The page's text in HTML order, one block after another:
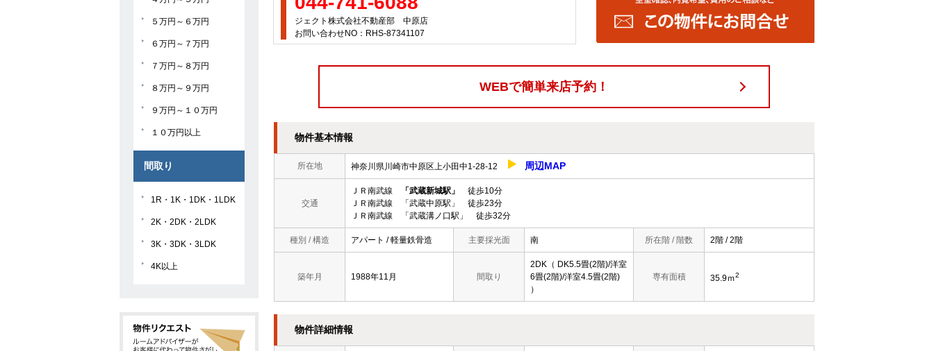
ジェクト株式会社不動産部 中原店
お問い合わせNO：RHS-87341107
WEBで簡単来店予約！
物件基本情報
所在地 神奈川県川崎市中原区上小田中1-28-12 周辺MAP
交通
ＪＲ南武線 「武蔵新城駅」
徒歩10分
ＪＲ南武線 「武蔵中原駅」 徒歩23分
ＪＲ南武線 「武蔵溝ノ口駅」 徒歩32分
種別 / 構造 アパート / 軽量鉄骨造 主要採光面 南 所在階 / 階数 2階 / 2階
築年月 1988年11月 間取り
2DK（ DK5.5畳(2階)/洋室
6畳(2階)/洋室4.5畳(2階)
）
専有面積 35.9ｍ2
物件詳細情報
５万円～６万円
６万円～７万円
７万円～８万円
８万円～９万円
９万円～１０万円
１０万円以上
間取り
1R・1K・1DK・1LDK
2K・2DK・2LDK
3K・3DK・3LDK
4K以上